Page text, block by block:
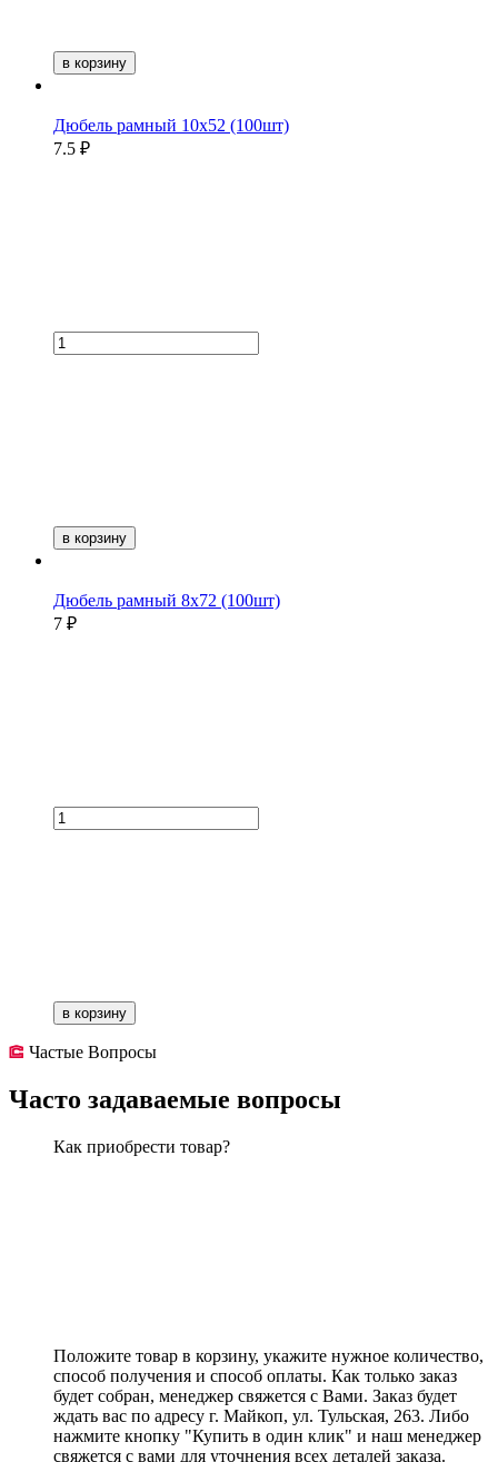
в корзину
Дюбель рамный 10х52 (100шт)
7.5 ₽
в корзину
Дюбель рамный 8х72 (100шт)
7 ₽
в корзину
Частые Вопросы
Часто задаваемые вопросы
Как приобрести товар?
Положите товар в корзину, укажите нужное количество,
способ получения и способ оплаты. Как только заказ
будет собран, менеджер свяжется с Вами. Заказ будет
ждать вас по адресу г. Майкоп, ул. Тульская, 263. Либо
нажмите кнопку "Купить в один клик" и наш менеджер
свяжется с вами для уточнения всех деталей заказа.